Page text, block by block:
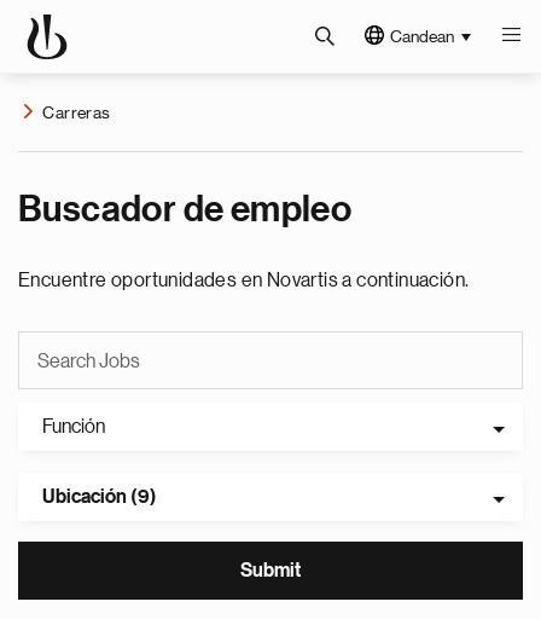
Candean
Carreras
Buscador de empleo
Encuentre oportunidades en Novartis a continuación.
Función
Ubicación (9)